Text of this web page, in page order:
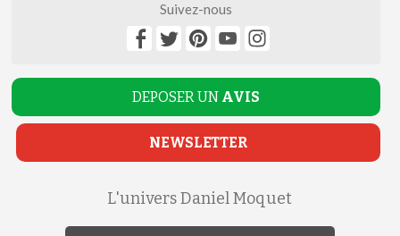
Suivez-nous
DEPOSER UN AVIS
NEWSLETTER
L'univers Daniel Moquet